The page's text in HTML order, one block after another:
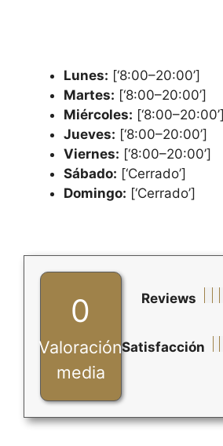
Lunes: [‘8:00–20:00’]
Martes: [‘8:00–20:00’]
Miércoles: [‘8:00–20:00’]
Jueves: [‘8:00–20:00’]
Viernes: [‘8:00–20:00’]
Sábado: [‘Cerrado’]
Domingo: [‘Cerrado’]
0
Valoración
media
Reviews
Satisfacción